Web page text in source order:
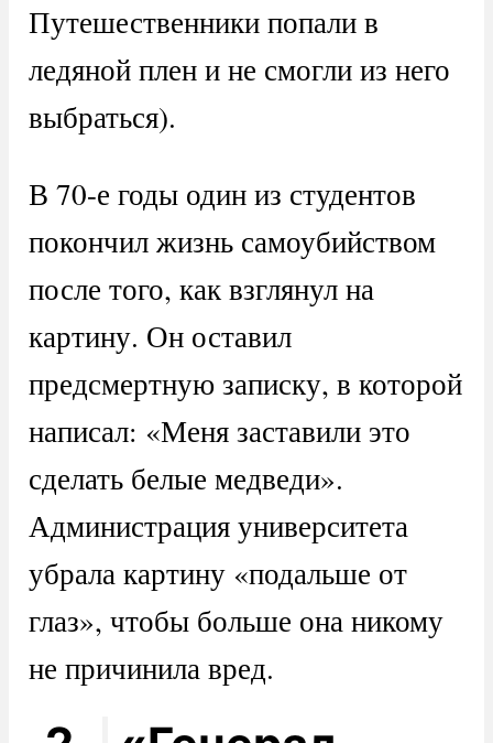
Путешественники попали в
ледяной плен и не смогли из него
выбраться).
В 70-е годы один из студентов
покончил жизнь самоубийством
после того, как взглянул на
картину. Он оставил
предсмертную записку, в которой
написал: «Меня заставили это
сделать белые медведи».
Администрация университета
убрала картину «подальше от
глаз», чтобы больше она никому
не причинила вред.